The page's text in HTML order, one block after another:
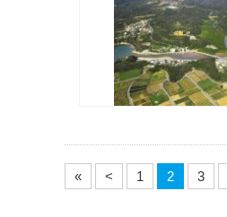
« < 1 2 3